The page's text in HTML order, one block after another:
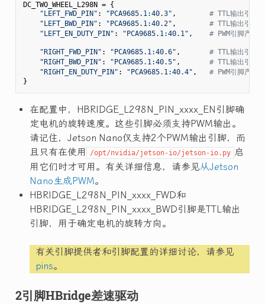
DC_TWO_WHEEL_L298N = {
"LEFT_FWD_PIN" : "PCA9685.1:40.3" , # TTL输出引脚
"LEFT_BWD_PIN" : "PCA9685.1:40.2" , # TTL输出引脚
"LEFT_EN_DUTY_PIN" : "PCA9685.1:40.1" , # PWM引脚产生
"RIGHT_FWD_PIN" : "PCA9685.1:40.6" , # TTL输出引脚
"RIGHT_BWD_PIN" : "PCA9685.1:40.5" , # TTL输出引脚
"RIGHT_EN_DUTY_PIN" : "PCA9685.1:40.4" , # PWM引脚产生
在配置中，HBRIDGE_L298N_PIN_xxxx_EN引脚确
定电机的旋转速度。这些引脚必须支持PWM输出。
请记住，Jetson Nano仅支持2个PWM输出引脚，而
且只有在使用
/opt/nvidia/jetson-io/jetson-io.py 启
用它们时才可用。有关详细信息，请参见从Jetson
Nano生成PWM。
HBRIDGE_L298N_PIN_xxxx_FWD和
HBRIDGE_L298N_PIN_xxxx_BWD引脚是TTL输出
引脚，用于确定电机的旋转方向。
有关引脚提供者和引脚配置的详细讨论，请参见
pins。
2引脚HBridge差速驱动